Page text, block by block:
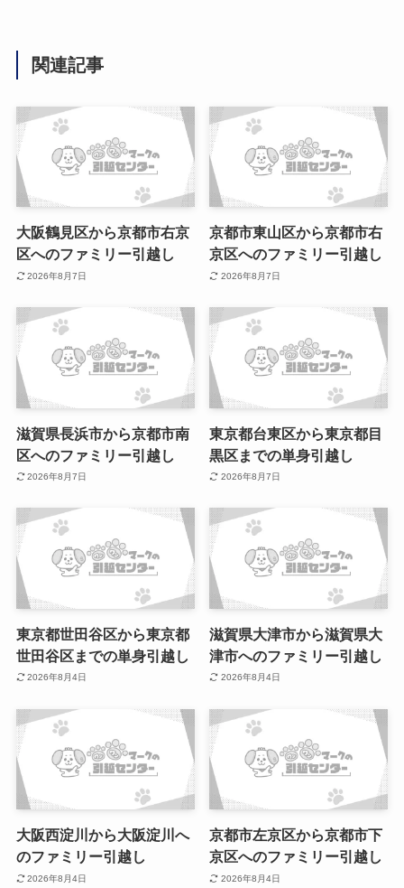
関連記事
大阪鶴見区から京都市右京
区へのファミリー引越し
2026年8月7日
京都市東山区から京都市右
京区へのファミリー引越し
2026年8月7日
滋賀県長浜市から京都市南
区へのファミリー引越し
2026年8月7日
東京都台東区から東京都目
黒区までの単身引越し
2026年8月7日
東京都世田谷区から東京都
世田谷区までの単身引越し
2026年8月4日
滋賀県大津市から滋賀県大
津市へのファミリー引越し
2026年8月4日
大阪西淀川から大阪淀川へ
のファミリー引越し
2026年8月4日
京都市左京区から京都市下
京区へのファミリー引越し
2026年8月4日